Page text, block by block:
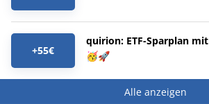
+55€
quirion: ETF-Sparplan mit
🥳🚀
Alle anzeigen